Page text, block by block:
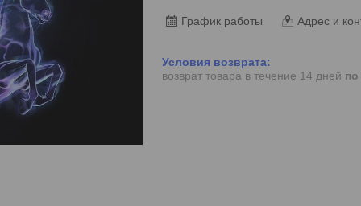
График работы Адрес и
возврат товара в течение 14 дней